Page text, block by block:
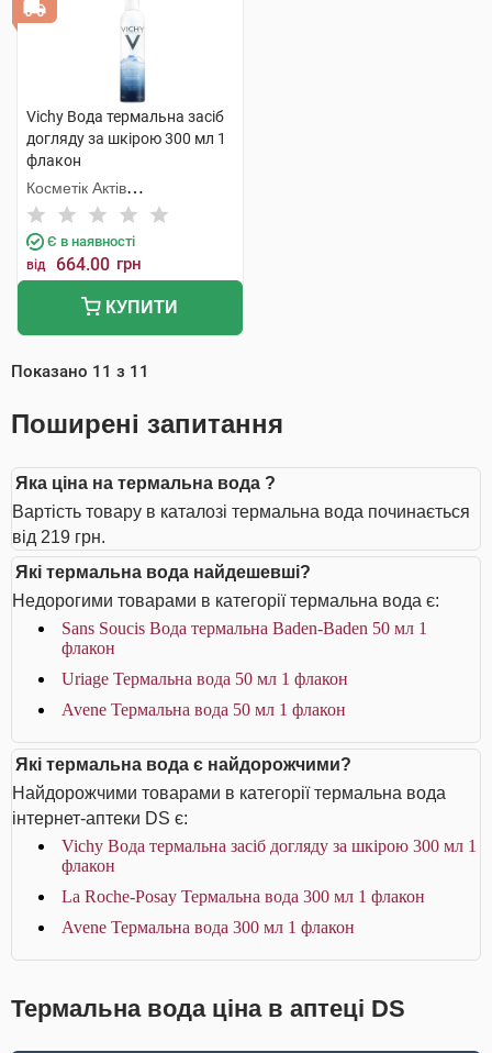
Vichy Вода термальна засіб
догляду за шкірою 300 мл 1
флакон
Косметік Актів
Інтернаціональ
Є в наявності
від 664.00 грн
КУПИТИ
Показано 11 з 11
Поширені запитання
Яка ціна на термальна вода ?
Вартість товару в каталозі термальна вода починається
від 219 грн.
Які термальна вода найдешевші?
Недорогими товарами в категорії термальна вода є:
Sans Soucis Вода термальна Baden-Baden 50 мл 1
флакон
Uriage Термальна вода 50 мл 1 флакон
Avene Термальна вода 50 мл 1 флакон
Які термальна вода є найдорожчими?
Найдорожчими товарами в категорії термальна вода
інтернет-аптеки DS є:
Vichy Вода термальна засіб догляду за шкірою 300 мл 1
флакон
La Roche-Posay Термальна вода 300 мл 1 флакон
Avene Термальна вода 300 мл 1 флакон
Термальна вода ціна в аптеці DS